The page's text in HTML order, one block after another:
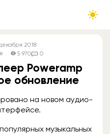
2018
5 970 0
Poweramp
обновление
на новом аудио-
музыкальных